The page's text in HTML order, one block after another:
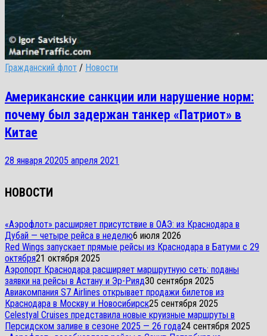
Гражданский флот / Новости
Американские санкции или нарушение норм:
почему был задержан танкер «Патриот» в
Китае
28 января 20205 апреля 2021
НОВОСТИ
«Аэрофлот» расширяет присутствие в ОАЭ: из Краснодара в
Дубай — четыре рейса в неделю6 июля 2026
Red Wings запускает прямые рейсы из Краснодара в Батуми с 29
октября21 октября 2025
Аэропорт Краснодара расширяет маршрутную сеть: поданы
заявки на рейсы в Астану и Эр-Рияд30 сентября 2025
Авиакомпания S7 Airlines открывает продажи билетов из
Краснодара в Москву и Новосибирск25 сентября 2025
Celestyal Cruises представила новые круизные маршруты в
Персидском заливе в сезоне 2025 — 26 года24 сентября 2025